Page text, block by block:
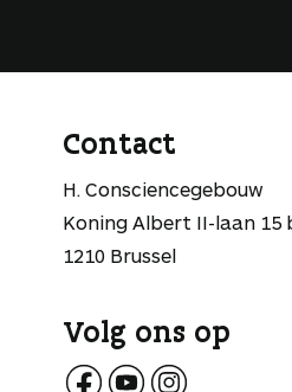
Contact
H. Consciencegebouw
Koning Albert II-laan 15
1210 Brussel
Volg ons op